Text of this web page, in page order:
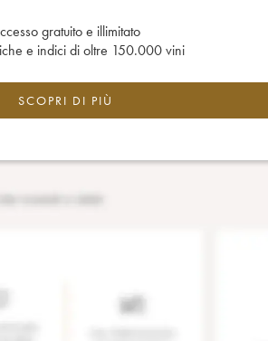
gratuito e illimitato
e indici di oltre 150.000 vini
SCOPRI DI PIÙ